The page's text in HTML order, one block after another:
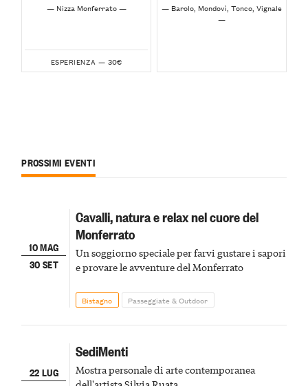
— Nizza Monferrato —
ESPERIENZA — 30€
— Barolo, Mondovì, Tonco, Vignale
—
PROSSIMI EVENTI
10 MAG
30 SET
Cavalli, natura e relax nel cuore del
Monferrato
Un soggiorno speciale per farvi gustare i sapori
e provare le avventure del Monferrato
Bistagno Passeggiate & Outdoor
22 LUG
SediMenti
Mostra personale di arte contemporanea